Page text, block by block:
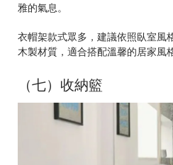
雅的氣息。
衣帽架款式眾多，建議依照臥室風
木製材質，適合搭配溫馨的居家風
（七）收納籃